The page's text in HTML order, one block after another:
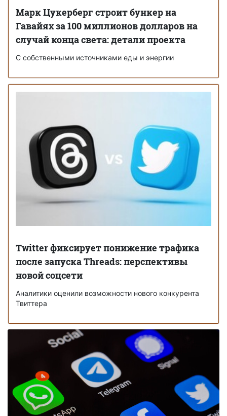
Марк Цукерберг строит бункер на
Гавайях за 100 миллионов долларов на
случай конца света: детали проекта
С собственными источниками еды и энергии
Twitter фиксирует понижение трафика
после запуска Threads: перспективы
новой соцсети
Аналитики оценили возможности нового конкурента
Твиттера